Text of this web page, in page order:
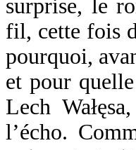
surprise, le
fil, cette fois
pourquoi,
et pour
Lech
l’écho.